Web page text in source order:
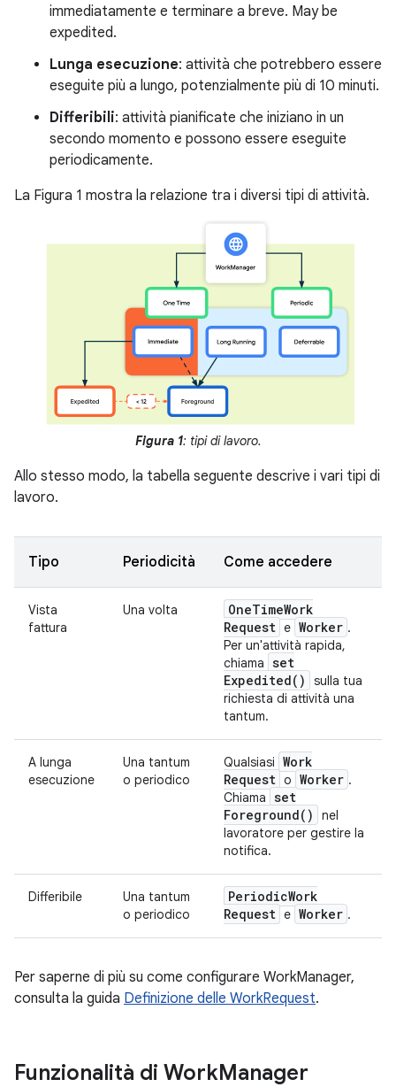
immediatamente e terminare a breve. May be
expedited.
Lunga esecuzione: attività che potrebbero essere
eseguite più a lungo, potenzialmente più di 10 minuti.
Differibili: attività pianificate che iniziano in un
secondo momento e possono essere eseguite
periodicamente.
La Figura 1 mostra la relazione tra i diversi tipi di attività.
Figura 1: tipi di lavoro.
Allo stesso modo, la tabella seguente descrive i vari tipi di
lavoro.
Tipo Periodicità Come accedere
Vista
fattura
Una volta OneTimeWork
Request e Worker .
Per un'attività rapida,
chiama set
Expedited( )
sulla tua
richiesta di attività una
tantum.
A lunga
esecuzione
Una tantum
o periodico
Qualsiasi Work
Request o Worker .
Chiama set
Foreground( )
nel
lavoratore per gestire la
notifica.
Differibile
Una tantum
o periodico
PeriodicWork
Request e Worker .
Per saperne di più su come configurare WorkManager,
consulta la guida Definizione delle WorkRequest.
Funzionalità di WorkManager